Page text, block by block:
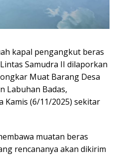
kapal pengangkut beras
Samudra II dilaporkan
Muat Barang Desa
Labuhan Badas,
Kamis (6/11/2025) sekitar
muatan beras
rencananya akan dikirim